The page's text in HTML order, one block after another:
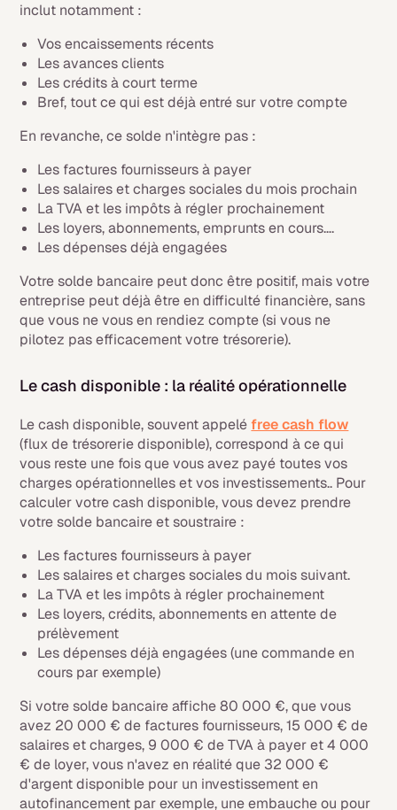
inclut notamment :
Vos encaissements récents
Les avances clients
Les crédits à court terme
Bref, tout ce qui est déjà entré sur votre compte
En revanche, ce solde n'intègre pas :
Les factures fournisseurs à payer
Les salaires et charges sociales du mois prochain
La TVA et les impôts à régler prochainement
Les loyers, abonnements, emprunts en cours….
Les dépenses déjà engagées
Votre solde bancaire peut donc être positif, mais votre
entreprise peut déjà être en difficulté financière, sans
que vous ne vous en rendiez compte (si vous ne
pilotez pas efficacement votre trésorerie).
Le cash disponible : la réalité opérationnelle
Le cash disponible, souvent appeléfree cash flow
(flux de trésorerie disponible), correspond à ce qui
vous reste une fois que vous avez payé toutes vos
charges opérationnelles et vos investissements.. Pour
calculer votre cash disponible, vous devez prendre
votre solde bancaire et soustraire :
Les factures fournisseurs à payer
Les salaires et charges sociales du mois suivant.
La TVA et les impôts à régler prochainement
Les loyers, crédits, abonnements en attente de
prélèvement
Les dépenses déjà engagées (une commande en
cours par exemple)
Si votre solde bancaire affiche 80 000 €, que vous
avez 20 000 € de factures fournisseurs, 15 000 € de
salaires et charges, 9 000 € de TVA à payer et 4 000
€ de loyer, vous n'avez en réalité que 32 000 €
d'argent disponible pour un investissement en
autofinancement par exemple, une embauche ou pour